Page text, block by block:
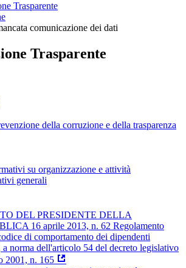
Trasparente
comunicazione dei dati
Trasparente
della corruzione e della trasparenza
su organizzazione e attività
generali
DEL PRESIDENTE DELLA
16 aprile 2013, n. 62 Regolamento
di comportamento dei dipendenti
norma dell'articolo 54 del decreto legislativo
2001, n. 165